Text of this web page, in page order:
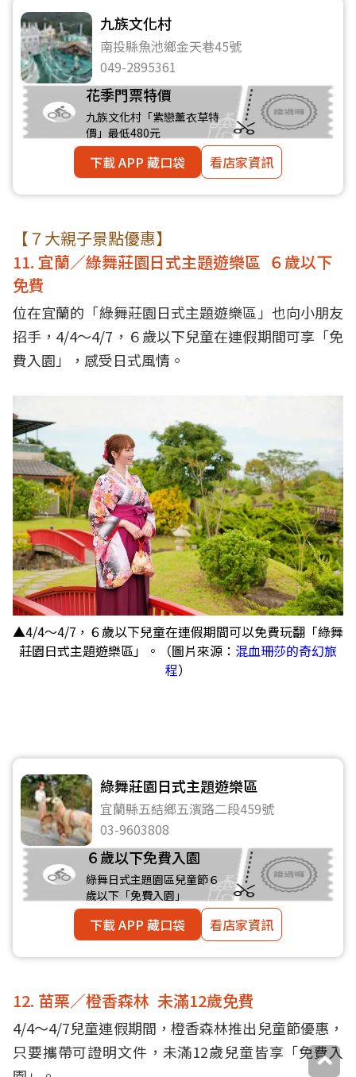
九族文化村
南投縣魚池鄉金天巷45號
049-2895361
花季門票特價
九族文化村「紫戀薰衣草特
價」最低480元
下載 APP 藏口袋 看店家資訊
【７大親子景點優惠】
11. 宜蘭／綠舞莊園日式主題遊樂區 ６歲以下
免費
位在宜蘭的「綠舞莊園日式主題遊樂區」也向小朋友
招手，4/4～4/7，６歲以下兒童在連假期間可享「免
費入園」，感受日式風情。
▲4/4～4/7，６歲以下兒童在連假期間可以免費玩翻「綠舞
莊園日式主題遊樂區」。（圖片來源： 混血珊莎的奇幻旅
程）
綠舞莊園日式主題遊樂區
宜蘭縣五結鄉五濱路二段459號
03-9603808
６歲以下免費入園
綠舞日式主題園區兒童節６
歲以下「免費入園」
下載 APP 藏口袋 看店家資訊
12. 苗栗／橙香森林 未滿12歲免費
4/4～4/7兒童連假期間，橙香森林推出兒童節優惠，
只要攜帶可證明文件，未滿12歲兒童皆享「免費入